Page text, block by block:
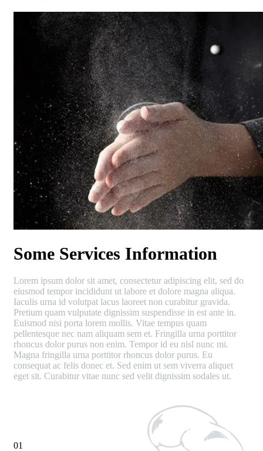
Some Services Information
Lorem ipsum dolor sit amet, consectetur adipiscing elit, sed do
eiusmod tempor incididunt ut labore et dolore magna aliqua.
Iaculis urna id volutpat lacus laoreet non curabitur gravida.
Pretium quam vulputate dignissim suspendisse in est ante in.
Euismod nisi porta lorem mollis. Vitae tempus quam
pellentesque nec nam aliquam sem et. Fringilla urna porttitor
rhoncus dolor purus non enim. Tempor id eu nisl nunc mi.
Magna fringilla urna porttitor rhoncus dolor purus. Eu
consequat ac felis donec et. Sed enim ut sem viverra aliquet
eget sit. Curabitur vitae nunc sed velit dignissim sodales ut.
01